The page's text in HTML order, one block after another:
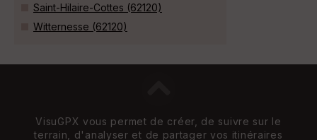
Saint-Hilaire-Cottes (62120)
Witternesse (62120)
VisuGPX vous permet de créer, de suivre sur le
terrain, d'analyser et de partager vos itinéraires